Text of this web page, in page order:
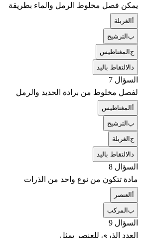
يمكن فصل مخلوط الرمل والماء بطريقة
أ الغربلة
ب الترشيح
ج المغناطيس
د الالتقاط باليد
السؤال 7
لفصل مخلوط من برادة الحديد والرمل
أ المغناطيس
ب الترشيح
ج الغربلة
د الالتقاط باليد
السؤال 8
مادة تتكون من نوع واحد من الذرات
أ العنصر
ب المركب
السؤال 9
العدد الذري للعنصر يمثل